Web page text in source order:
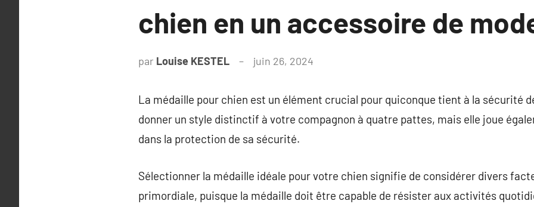
chien en un accessoire de
par Louise KESTEL juin 26, 2024
La médaille pour chien est un élément crucial pour quiconque tient à la sécurité
donner un style distinctif à votre compagnon à quatre pattes, mais elle joue
dans la protection de sa sécurité.
Sélectionner la médaille idéale pour votre chien signifie de considérer divers
primordiale, puisque la médaille doit être capable de résister aux activités